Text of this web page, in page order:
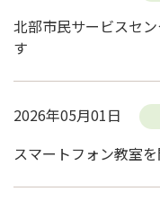
北部市民サービスセ
す
2026年05月01日
スマートフォン教室